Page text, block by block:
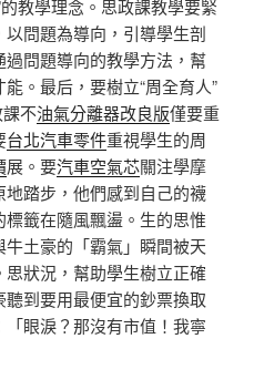
教學理念。思政課教學要緊
問題為導向，引導學生剖
問題導向的教學方法，幫
。最后，要樹立“周全育人”
不油氣分離器改良版僅要重
台北汽車零件重視學生的周
展。要汽車空氣芯關注學摩
地踏步，他們感到自己的襪
籤在隨風飄盪。生的思惟
土豪的「霸氣」瞬間被天
狀況，幫助學生樹立正確
到要用最便宜的鈔票換取
眼淚？那沒有市值！我寧